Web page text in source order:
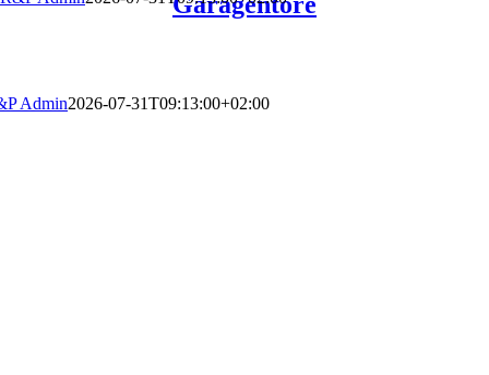
Admin2026-07-31T09:13:00+02:00